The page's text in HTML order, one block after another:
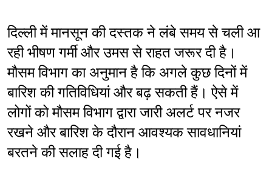
दिल्ली में मानसून की दस्तक ने लंबे समय से चली आ
रही भीषण गर्मी और उमस से राहत जरूर दी है।
मौसम विभाग का अनुमान है कि अगले कुछ दिनों में
बारिश की गतिविधियां और बढ़ सकती हैं। ऐसे में
लोगों को मौसम विभाग द्वारा जारी अलर्ट पर नजर
रखने और बारिश के दौरान आवश्यक सावधानियां
बरतने की सलाह दी गई है।